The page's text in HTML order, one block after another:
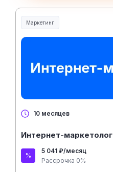
Маркетинг
10 месяцев
Интернет-маркетолог
5 041 ₽/месяц
Рассрочка 0%